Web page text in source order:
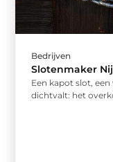
Bedrijven
Slotenmaker
Een kapot slot,
dichtvalt: het